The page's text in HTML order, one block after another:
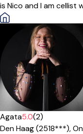
is Nico and I am cellist
Agata5.0(2)
Den Haag (2518***),